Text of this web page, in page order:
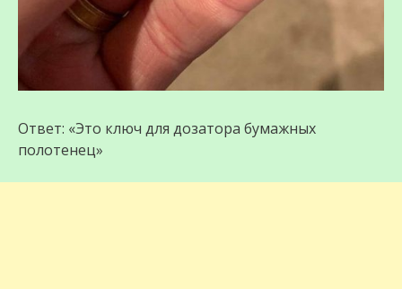
Ответ: «Это ключ для дозатора бумажных
полотенец»